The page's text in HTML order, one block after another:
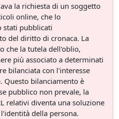
la richiesta di un soggetto
online, che lo
stati pubblicati
del diritto di cronaca. La
che la tutela dell'oblio,
più associato a determinati
bilanciata con l'interesse
Questo bilanciamento è
pubblico non prevale, la
relativi diventa una soluzione
della persona.